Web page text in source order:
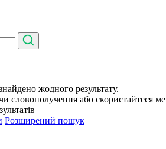
жодного результату.
словополучення або скористайтеся
Розширений пошук